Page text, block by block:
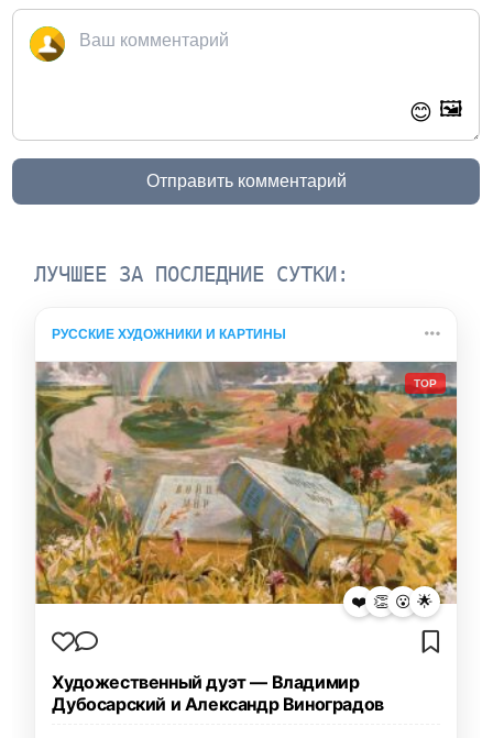
😊 🖼️
Отправить комментарий
ЛУЧШЕЕ ЗА ПОСЛЕДНИЕ СУТКИ:
РУССКИЕ ХУДОЖНИКИ И КАРТИНЫ
TOP
❤️ 👏 😮 🌟
Художественный дуэт — Владимир
Дубосарский и Александр Виноградов